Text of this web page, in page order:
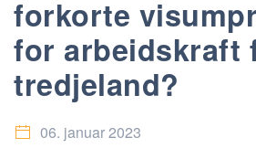
forkorte
for arbeidskraft
tredjeland?
06. januar 2023